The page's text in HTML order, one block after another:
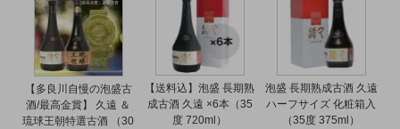
【多良川自慢の泡盛古
酒/最高金賞】 久遠 ＆
琉球王朝特選古酒 （30
【送料込】泡盛 長期熟
成古酒 久遠 ×6本（35
度 720ml）
泡盛 長期熟成古酒 久遠
ハーフサイズ 化粧箱入
（35度 375ml）